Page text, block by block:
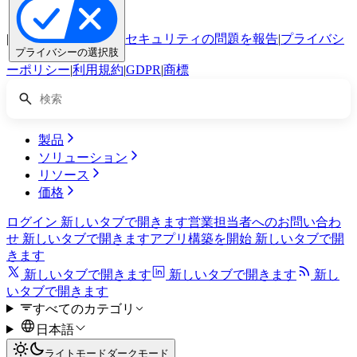
|
プライバシーの選択肢
セキュリティの問題を報告|プライバシ
ーポリシー|利用規約|GDPR|商標
製品
ソリューション
リソース
価格
ログイン 新しいタブで開きます営業担当者へのお問い合わ
せ 新しいタブで開きますアプリ構築を開始 新しいタブで開
きます
新しいタブで開きます
新しいタブで開きます
新し
いタブで開きます
すべてのカテゴリ
日本語
ライトモードダークモード